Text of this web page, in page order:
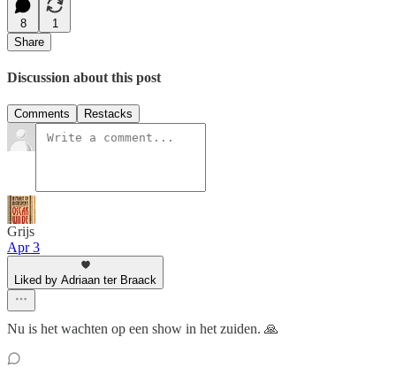
8
1
Share
Discussion about this post
Comments Restacks
Grijs
Apr 3
Liked by Adriaan ter Braack
Nu is het wachten op een show in het zuiden. 🙏